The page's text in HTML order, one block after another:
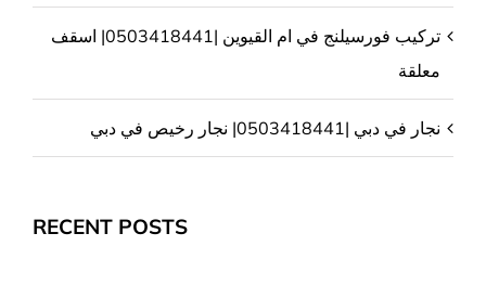
تركيب فورسيلنج في ام القيوين |0503418441| اسقف
معلقة
نجار في دبي |0503418441| نجار رخيص في دبي
RECENT POSTS